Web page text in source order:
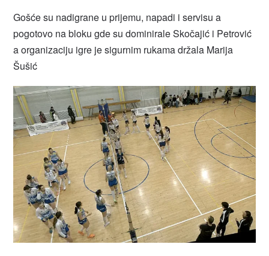
Gošće su nadigrane u prijemu, napadi i servisu a
pogotovo na bloku gde su dominirale Skočajić i Petrović
a organizaciju igre je sigurnim rukama držala Marija
Šušić